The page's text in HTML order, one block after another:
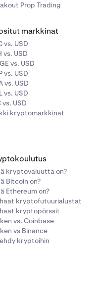
Prop Trading
markkinat
vs. USD
vs. USD
vs. USD
vs. USD
vs. USD
vs. USD
vs. USD
kryptomarkkinat
kryptovaluutta on?
Bitcoin on?
Ethereum on?
kryptofutuurialustat
kryptopörssit
vs. Coinbase
vs Binance
kryptoihin